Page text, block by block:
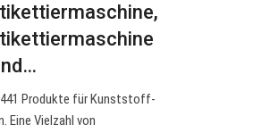
Produkte für Kunststoff-
Eine Vielzahl von